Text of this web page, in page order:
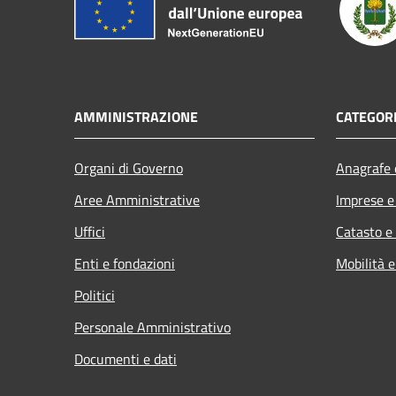
AMMINISTRAZIONE
Organi di Governo
Aree Amministrative
Uffici
Enti e fondazioni
Politici
Personale Amministrativo
Documenti e dati
Imprese
Catasto
Mobilità